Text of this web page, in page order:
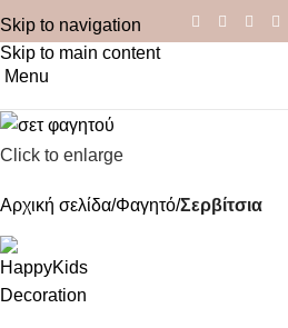
Skip to navigation
Skip to main content
Menu
Click to enlarge
Αρχική σελίδα Φαγητό Σερβίτσια